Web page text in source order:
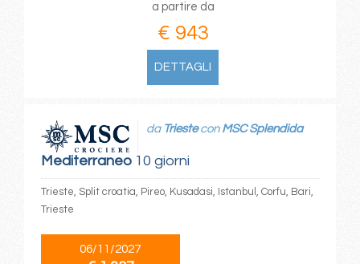
a partire da
€ 943
DETTAGLI
Mediterraneo10 giorni
da Triestecon MSC Splendida
Trieste, Split croatia, Pireo, Kusadasi, Istanbul, Corfu, Bari,
Trieste
06/11/2027